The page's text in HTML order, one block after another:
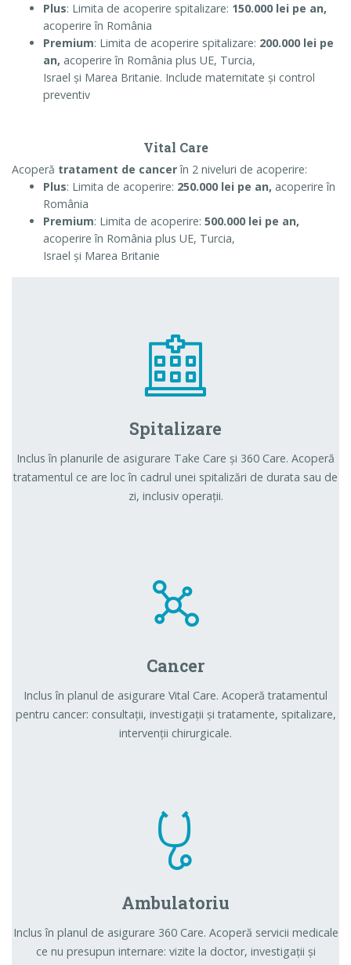
Plus: Limita de acoperire spitalizare: 150.000 lei pe an,
acoperire în România
Premium: Limita de acoperire spitalizare: 200.000 lei pe
an, acoperire în România plus UE, Turcia,
Israel și Marea Britanie. Include maternitate și control
preventiv
Vital Care
Acoperă tratament de cancerîn 2 niveluri de acoperire:
Plus: Limita de acoperire: 250.000 lei pe an, acoperire în
România
Premium: Limita de acoperire: 500.000 lei pe an,
acoperire în România plus UE, Turcia,
Israel și Marea Britanie
Spitalizare
Inclus în planurile de asigurare Take Care și 360 Care. Acoperă
tratamentul ce are loc în cadrul unei spitalizări de durata sau de
zi, inclusiv operații.
Cancer
Inclus în planul de asigurare Vital Care. Acoperă tratamentul
pentru cancer: consultații, investigații și tratamente, spitalizare,
intervenții chirurgicale.
Ambulatoriu
Inclus în planul de asigurare 360 Care. Acoperă servicii medicale
ce nu presupun internare: vizite la doctor, investigații și